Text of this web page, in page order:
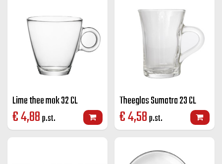
Lime thee mok 32 CL
€4,88p.st.
Theeglas Sumatra 23 CL
€4,58p.st.